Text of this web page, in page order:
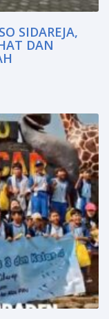
SIDAREJA,
DAN